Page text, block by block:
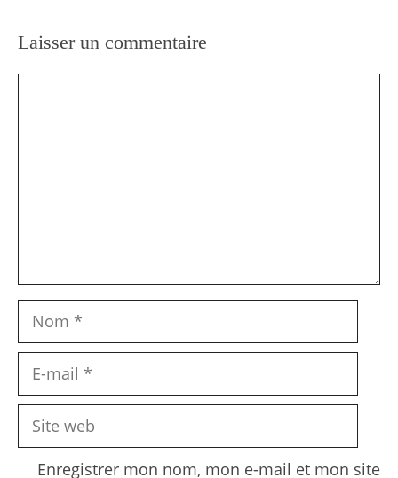
Laisser un commentaire
Nom
Site
Enregistrer mon nom, mon e-mail et mon site